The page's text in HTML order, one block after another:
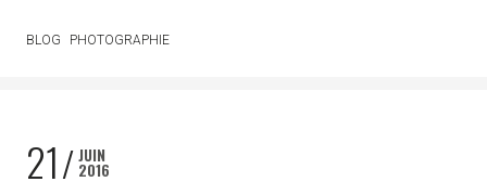
BLOG PHOTOGRAPHIE
21 JUIN
2016